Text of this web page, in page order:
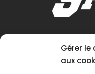
Gérer
aux